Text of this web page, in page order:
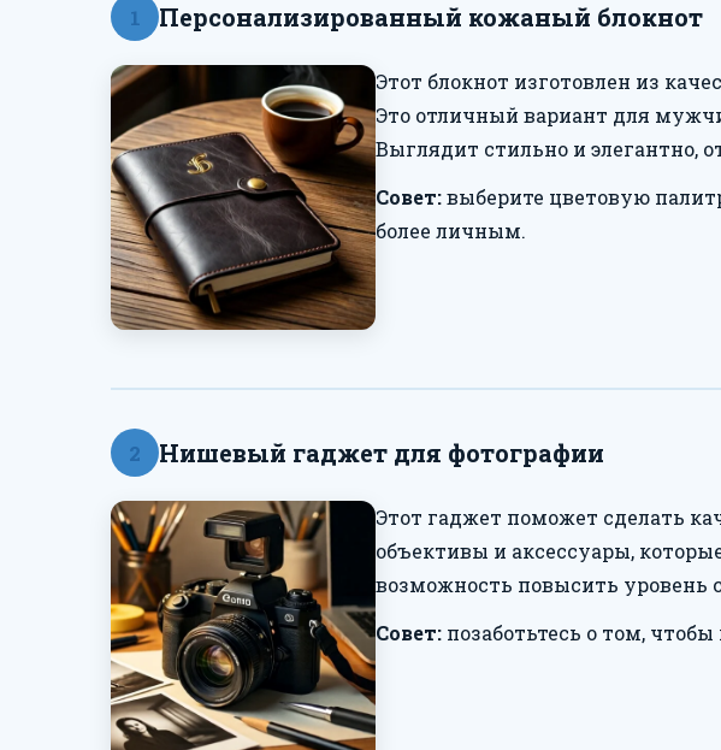
1 Персонализированный кожаный блокнот
Этот блокнот изготовлен из
Это отличный вариант для
Выглядит стильно и элегантно,
Совет:выберите цветовую
более личным.
2 Нишевый гаджет для фотографии
Этот гаджет поможет сделать
объективы и аксессуары,
возможность повысить уровень
Совет: позаботьтесь о том,